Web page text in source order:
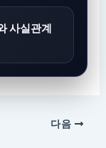
사실관계
다음